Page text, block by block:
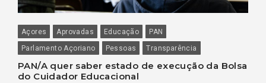
Açores Aprovadas Educação
PAN
Parlamento Açoriano
Pessoas Transparência
PAN/A quer saber estado de execução da Bolsa
do Cuidador Educacional